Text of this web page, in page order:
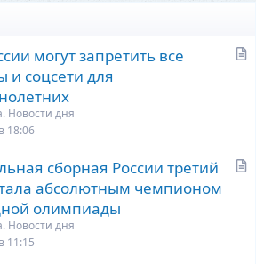
могут запретить все
и соцсети для
Новости дня
18:06
сборная России третий
абсолютным чемпионом
олимпиады
Новости дня
11:15